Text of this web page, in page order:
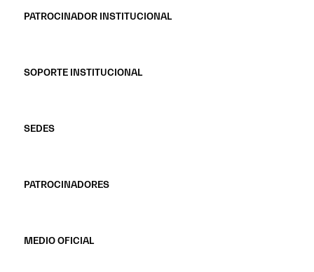
PATROCINADOR INSTITUCIONAL
SOPORTE INSTITUCIONAL
SEDES
PATROCINADORES
MEDIO OFICIAL